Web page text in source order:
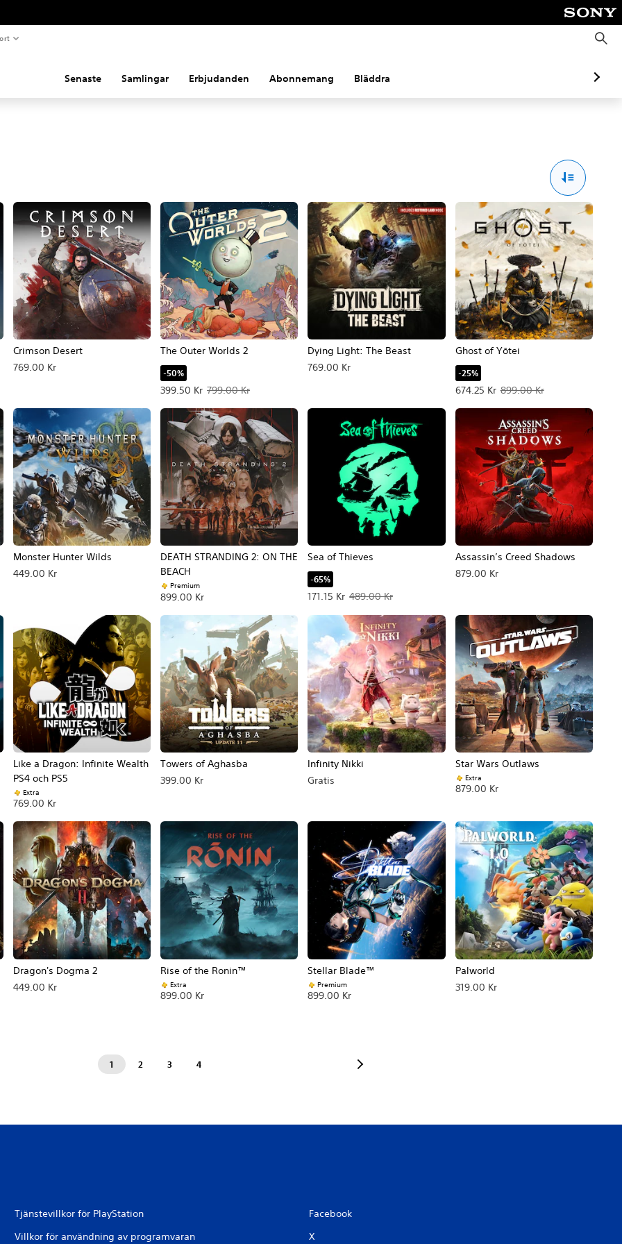
S
ö
Senaste Samlingar Erbjudanden Abonnemang Bläddra
549.00 Kr.
Crimson Desert
769.00 Kr
The Outer Worlds 2
-50%
399.50 Kr
Erbjudande: 399.50 Kr Originalpris: 799.00 Kr.
799.00 Kr
Dying Light: The Beast
769.00 Kr
Ghost of Yōtei
-25%
674.25 Kr
Erbjudande: 674.25 Kr Originalpris:
899.00 Kr
Monster Hunter Wilds
449.00 Kr
DEATH STRANDING 2: ON THE
BEACH
Premium
899.00 Kr
Sea of Thieves
-65%
171.15 Kr
Erbjudande: 171.15 Kr Originalpris: 489.00 Kr.
489.00 Kr
Assassin’s Creed Shadows
879.00 Kr
Like a Dragon: Infinite Wealth
PS4 och PS5
Extra
769.00 Kr
Towers of Aghasba
399.00 Kr
Infinity Nikki
Gratis
Star Wars Outlaws
Extra
879.00 Kr
Dragon's Dogma 2
449.00 Kr
Rise of the Ronin™
Extra
899.00 Kr
Stellar Blade™
Premium
899.00 Kr
Palworld
319.00 Kr
1 2 3 4
Tjänstevillkor för PlayStation
Villkor för användning av programvaran
Facebook
X